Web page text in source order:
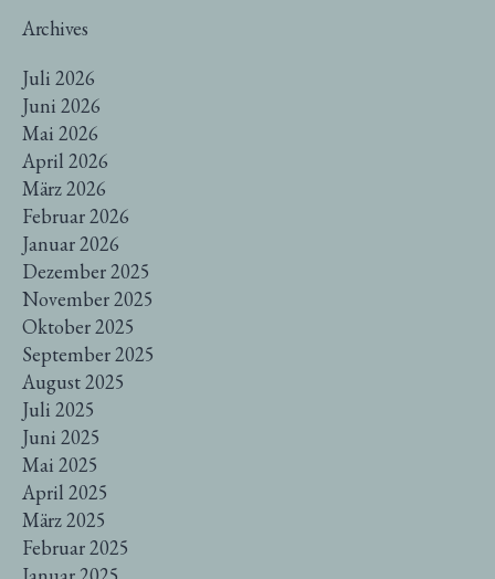
Archives
Juli 2026
Juni 2026
Mai 2026
April 2026
März 2026
Februar 2026
Januar 2026
Dezember 2025
November 2025
Oktober 2025
September 2025
August 2025
Juli 2025
Juni 2025
Mai 2025
April 2025
März 2025
Februar 2025